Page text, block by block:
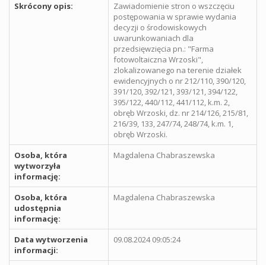
Skrócony opis:
Zawiadomienie stron o wszczęciu
postępowania w sprawie wydania
decyzji o środowiskowych
uwarunkowaniach dla
przedsięwzięcia pn.: "Farma
fotowoltaiczna Wrzoski",
zlokalizowanego na terenie działek
ewidencyjnych o nr 212/110, 390/120,
391/120, 392/121, 393/121, 394/122,
395/122, 440/112, 441/112, k.m. 2,
obręb Wrzoski, dz. nr 214/126, 215/81,
216/39, 133, 247/74, 248/74, k.m. 1,
obręb Wrzoski.
Osoba, która
wytworzyła
informację:
Magdalena Chabraszewska
Osoba, która
udostępnia
informację:
Magdalena Chabraszewska
Data wytworzenia
informacji:
09.08.2024 09:05:24